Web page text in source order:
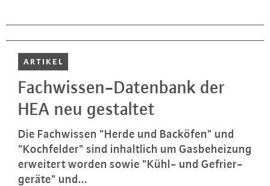
ARTIKEL
Fach­wis­sen-Da­ten­bank der
HEA neu gestaltet
Die Fach­wis­sen "Herde und Backöfen" und
"Koch­fel­der" sind in­halt­lich um Gas­be­hei­zung
erweitert worden sowie "Kühl- und Ge­frier­
ge­rä­te" und...